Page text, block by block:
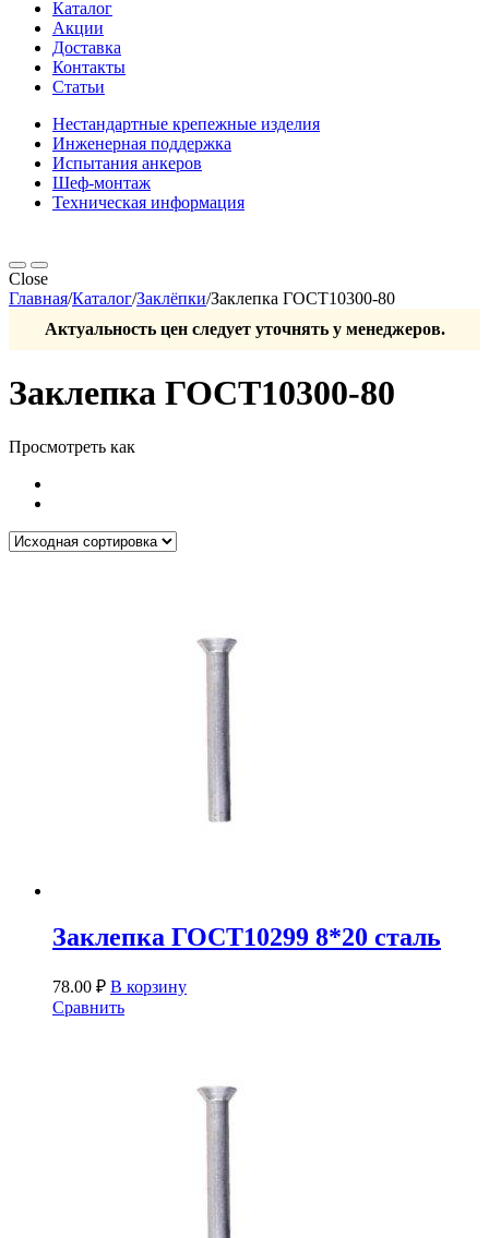
Каталог
Акции
Доставка
Контакты
Статьи
Нестандартные крепежные изделия
Инженерная поддержка
Испытания анкеров
Шеф-монтаж
Техническая информация
Close
Главная/Каталог/Заклёпки/Заклепка ГОСТ10300-80
Актуальность цен следует уточнять у менеджеров.
Заклепка ГОСТ10300-80
Просмотреть как
Заклепка ГОСТ10299 8*20 сталь
78.00 ₽ В корзину
Сравнить